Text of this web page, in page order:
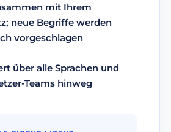
mit Ihrem
neue Begriffe werden
vorgeschlagen
über alle Sprachen und
Teams hinweg